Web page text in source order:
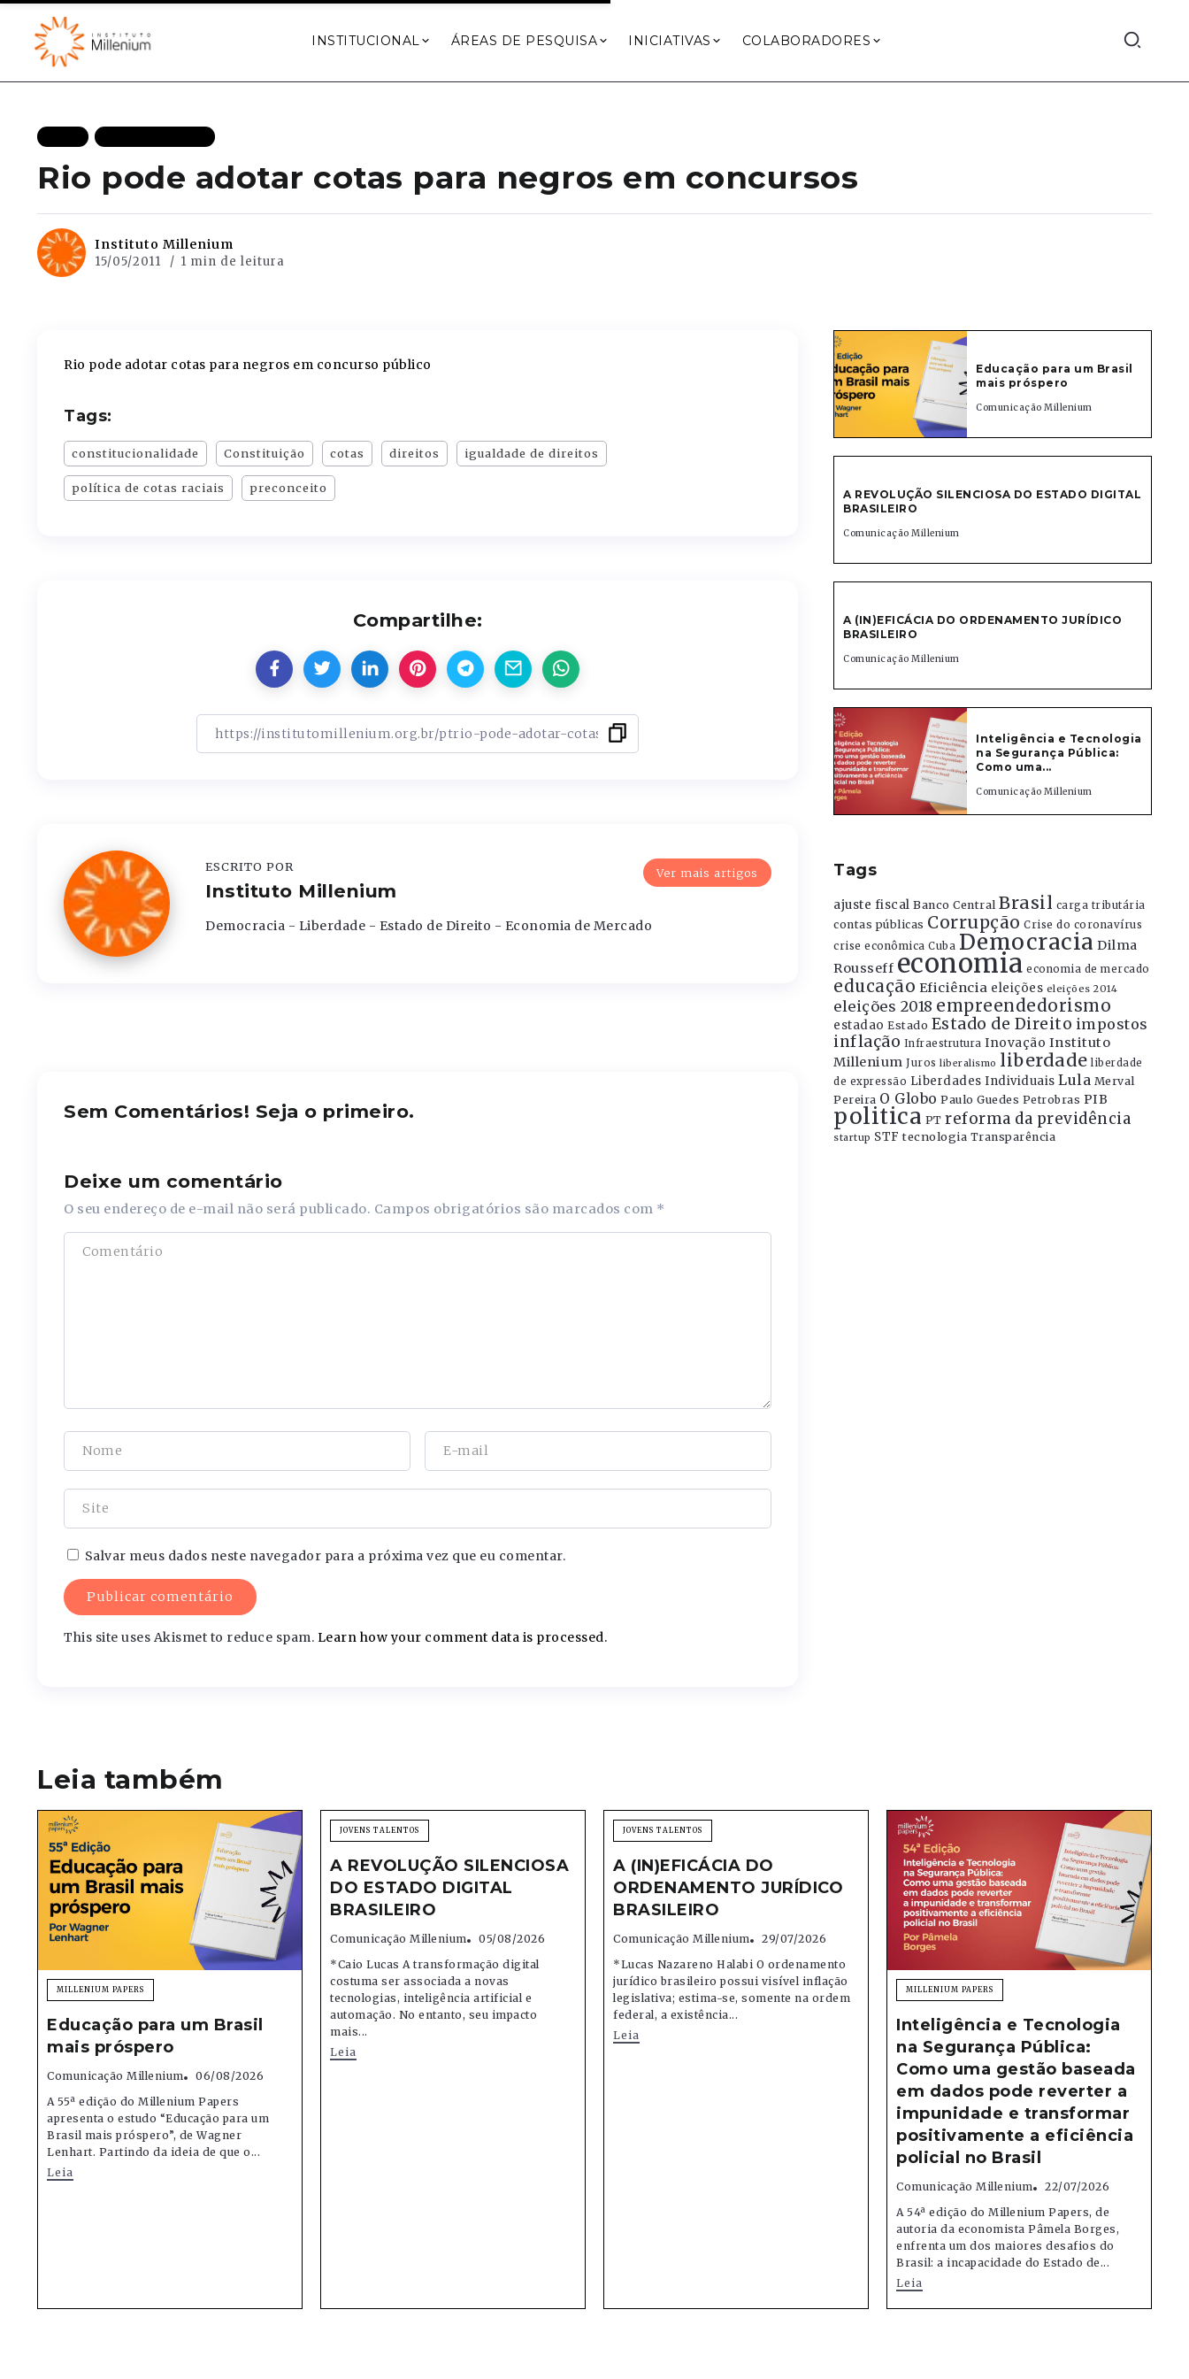
INSTITUCIONAL ÁREAS DE PESQUISA INICIATIVAS COLABORADORES
Rio pode adotar cotas para negros em concursos
Instituto Millenium
15/05/2011 1 min de leitura
Rio pode adotar cotas para negros em concurso público
Tags:
constitucionalidade Constituição cotas direitos igualdade de direitos
política de cotas raciais preconceito
Compartilhe:
Ver mais artigos
ESCRITO POR
Instituto Millenium
Democracia - Liberdade - Estado de Direito - Economia de Mercado
Sem Comentários! Seja o primeiro.
Deixe um comentário
O seu endereço de e-mail não será publicado. Campos obrigatórios são marcados com *
Salvar meus dados neste navegador para a próxima vez que eu comentar.
This site uses Akismet to reduce spam. Learn how your comment data is processed.
Educação para um Brasil
mais próspero
Comunicação Millenium
A REVOLUÇÃO SILENCIOSA DO ESTADO DIGITAL
BRASILEIRO
Comunicação Millenium
A (IN)EFICÁCIA DO ORDENAMENTO JURÍDICO
BRASILEIRO
Comunicação Millenium
Inteligência e Tecnologia
na Segurança Pública:
Como uma...
Comunicação Millenium
Tags
ajuste fiscal Banco Central Brasil carga tributária
contas públicas Corrupção Crise do coronavírus
crise econômica Cuba Democracia Dilma
Rousseff economia economia de mercado
educação Eficiência eleições eleições 2014
eleições 2018 empreendedorismo
estadao Estado Estado de Direito impostos
inflação Infraestrutura Inovação Instituto
Millenium Juros liberalismo liberdade liberdade
de expressão Liberdades Individuais Lula Merval
Pereira O Globo Paulo Guedes Petrobras PIB
politica PT reforma da previdência
startup STF tecnologia Transparência
Leia também
MILLENIUM PAPERS
Educação para um Brasil
mais próspero
Comunicação Millenium
06/08/2026
A 55ª edição do Millenium Papers
apresenta o estudo “Educação para um
Brasil mais próspero”, de Wagner
Lenhart. Partindo da ideia de que o...
Leia
JOVENS TALENTOS
A REVOLUÇÃO SILENCIOSA
DO ESTADO DIGITAL
BRASILEIRO
Comunicação Millenium
05/08/2026
*Caio Lucas A transformação digital
costuma ser associada a novas
tecnologias, inteligência artificial e
automação. No entanto, seu impacto
mais...
Leia
JOVENS TALENTOS
A (IN)EFICÁCIA DO
ORDENAMENTO JURÍDICO
BRASILEIRO
Comunicação Millenium
29/07/2026
*Lucas Nazareno Halabi O ordenamento
jurídico brasileiro possui visível inflação
legislativa; estima-se, somente na ordem
federal, a existência...
Leia
MILLENIUM PAPERS
Inteligência e Tecnologia
na Segurança Pública:
Como uma gestão baseada
em dados pode reverter a
impunidade e transformar
positivamente a eficiência
policial no Brasil
Comunicação Millenium
22/07/2026
A 54ª edição do Millenium Papers, de
autoria da economista Pâmela Borges,
enfrenta um dos maiores desafios do
Brasil: a incapacidade do Estado de...
Leia